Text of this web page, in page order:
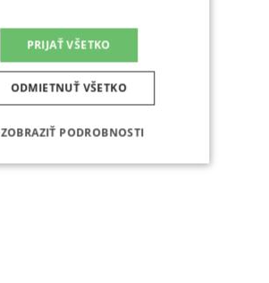
PRIJAŤ VŠETKO
ODMIETNUŤ VŠETKO
ZOBRAZIŤ PODROBNOSTI